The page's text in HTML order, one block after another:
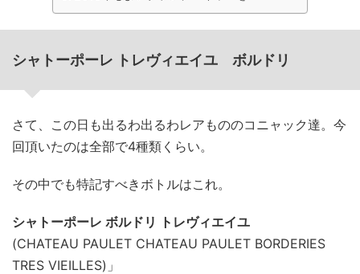
シャトーポーレ トレヴィエイユ ボルドリ
さて、この日も出るわ出るわレアもののコニャック達。今
回頂いたのは全部で4種類くらい。
その中でも特記すべきボトルはこれ。
シャトーポーレ ボルドリ トレヴィエイユ
(CHATEAU PAULET CHATEAU PAULET BORDERIES
TRES VIEILLES)」